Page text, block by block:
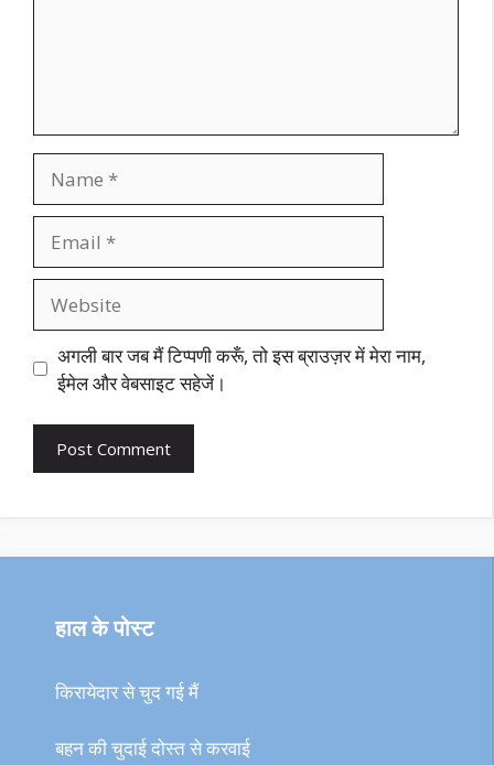
अगली बार जब मैं टिप्पणी करूँ, तो इस ब्राउज़र में मेरा नाम,
ईमेल और वेबसाइट सहेजें।
हाल के पोस्ट
किरायेदार से चुद गई मैं
बहन की चुदाई दोस्त से करवाई